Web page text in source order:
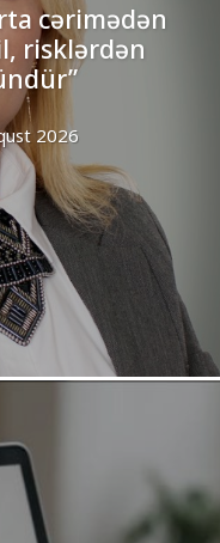
cərimədən
risklərdən
2026